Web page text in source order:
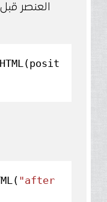
العنصر
( "after